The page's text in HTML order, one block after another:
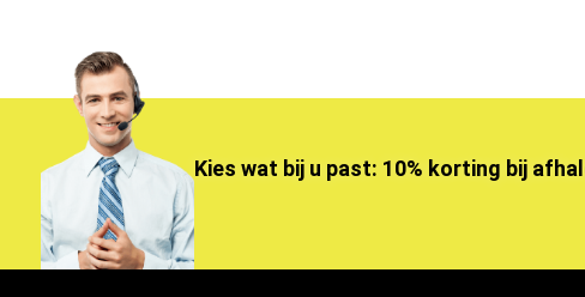
Kies wat bij u past: 10% korting bij